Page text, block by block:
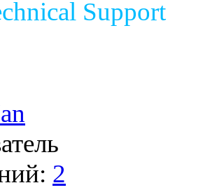
Support
2